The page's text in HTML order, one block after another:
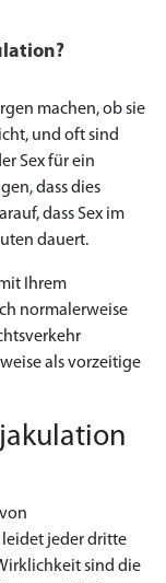
machen, ob sie
und oft sind
Sex für ein
dass dies
dass Sex im
dauert.
Ihrem
normalerweise
als vorzeitige
jeder dritte
sind die